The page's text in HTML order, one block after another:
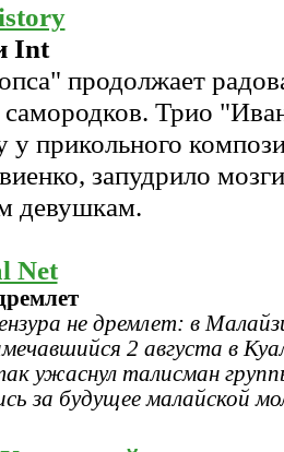
Int
продолжает
Трио
у прикольного
запудрило
девушкам.
Net
не дремлет: в
2 августа в
ужаснул талисман
за будущее малайской